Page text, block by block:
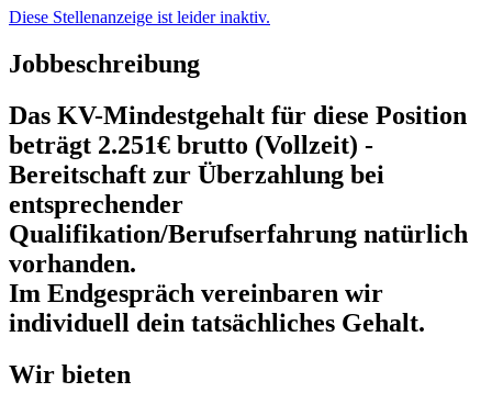
Diese Stellenanzeige ist leider inaktiv.
Jobbeschreibung
Das KV-Mindestgehalt für diese Position
beträgt 2.251€ brutto (Vollzeit) -
Bereitschaft zur Überzahlung bei
entsprechender
Qualifikation/Berufserfahrung natürlich
vorhanden.
Im Endgespräch vereinbaren wir
individuell dein tatsächliches Gehalt.
Wir bieten